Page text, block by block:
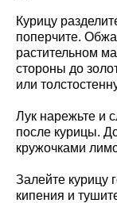
Курицу
поперчите.
растительном
стороны до
или
Лук нарежьте и
после курицы.
кружочками
Залейте курицу
кипения и